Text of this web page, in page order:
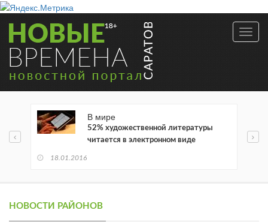
В мире
52% художественной литературы
читается в электронном виде
18.01.2016
НОВОСТИ РАЙОНОВ